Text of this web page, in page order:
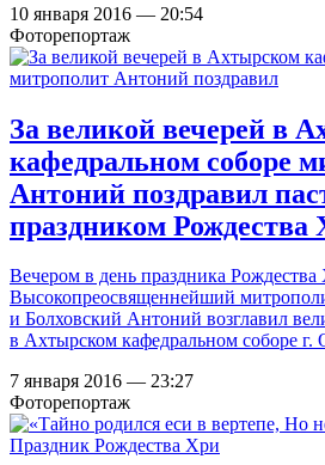
10 января 2016 — 20:54
Фоторепортаж
За великой вечерей в
кафедральном соборе
Антоний поздравил
праздником Рождества
Вечером в день праздника Рождества
Высокопреосвященнейший
и Болховский Антоний возглавил
в Ахтырском кафедральном соборе г.
7 января 2016 — 23:27
Фоторепортаж